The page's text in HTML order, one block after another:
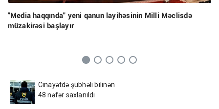
"Media haqqında" yeni qanun layihəsinin Milli Məclisdə
müzakirəsi başlayır
Cinayətdə şübhəli bilinən
48 nəfər saxlanıldı